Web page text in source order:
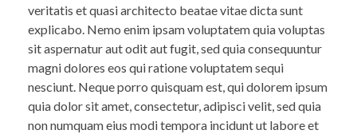
veritatis et quasi architecto beatae vitae dicta sunt
explicabo. Nemo enim ipsam voluptatem quia voluptas
sit aspernatur aut odit aut fugit, sed quia consequuntur
magni dolores eos qui ratione voluptatem sequi
nesciunt. Neque porro quisquam est, qui dolorem ipsum
quia dolor sit amet, consectetur, adipisci velit, sed quia
non numquam eius modi tempora incidunt ut labore et